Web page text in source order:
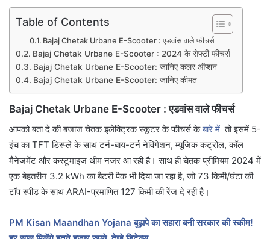
Table of Contents
Bajaj Chetak Urbane E-Scooter : एडवांस वाले फीचर्स
Bajaj Chetak Urbane E-Scooter : 2024 के सेफ्टी फीचर्स
Bajaj Chetak Urbane E-Scooter: जानिए कलर ऑप्शन
Bajaj Chetak Urbane E-Scooter: जानिए कीमत
Bajaj Chetak Urbane E-Scooter : एडवांस वाले फीचर्स
आपको बता दे की बजाज चेतक इलेक्ट्रिक स्कूटर के फीचर्स केबारे में तो इसमें 5-
इंच का TFT डिस्प्ले के साथ टर्न-बाय-टर्न नेविगेशन, म्यूजिक कंट्रोल, कॉल
मैनेजमेंट और कस्टूमाइज थीम नजर आ रही है। साथ ही चेतक प्रीमियम 2024 में
एक बेहतरीन 3.2 kWh का बैटरी पैक भी दिया जा रहा है, जो 73 किमी/घंटा की
टॉप स्पीड के साथ ARAI-प्रमाणित 127 किमी की रेंज दे रही है।
PM Kisan Maandhan Yojana बुढ़ापे का सहारा बनी सरकार की स्कीम!